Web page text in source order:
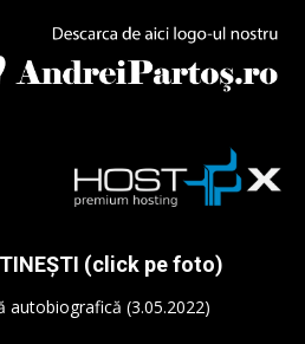
(click pe foto)